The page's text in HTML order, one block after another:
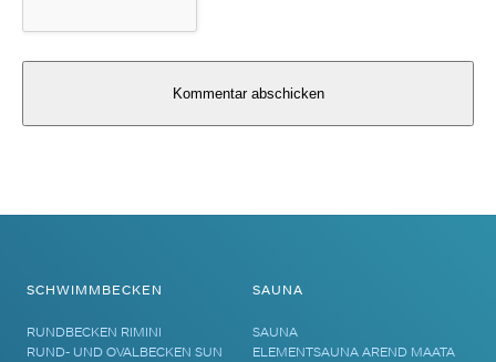
SCHWIMMBECKEN
RUNDBECKEN RIMINI
RUND- UND OVALBECKEN SUN
SAUNA
SAUNA
ELEMENTSAUNA AREND MAATA